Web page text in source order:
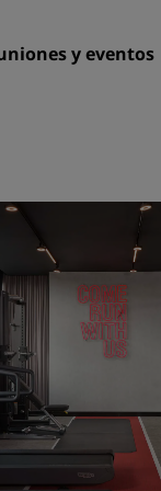
y eventos